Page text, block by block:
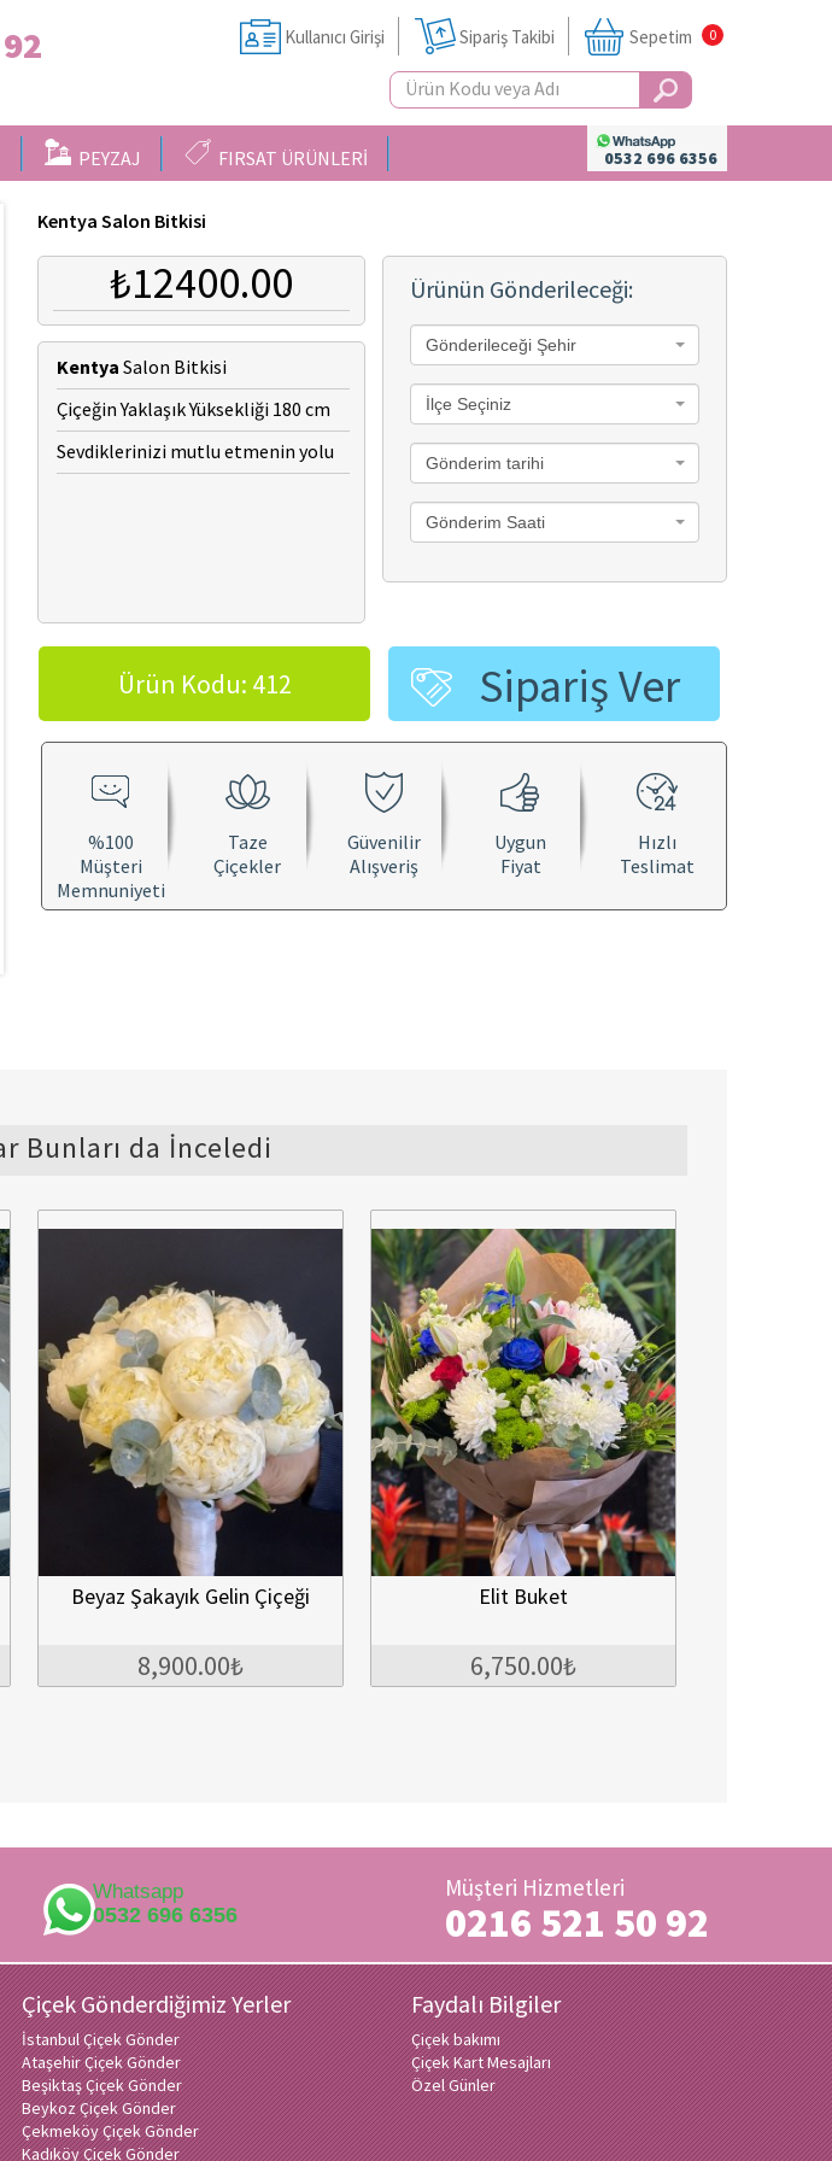
Kullanıcı Girişi Sipariş Takibi Sepetim 0
PEYZAJ FIRSAT ÜRÜNLERİ 0532 696 6356
Kentya Salon Bitkisi
₺12400.00
Kentya Salon Bitkisi
Çiçeğin Yaklaşık Yüksekliği 180 cm
Sevdiklerinizi mutlu etmenin yolu
Ürünün Gönderileceği:
Gönderileceği Şehir
İlçe Seçiniz
Gönderim tarihi
Gönderim Saati
Ürün Kodu: 412 Sipariş Ver
%100
Müşteri
Memnuniyeti
Taze
Çiçekler
Güvenilir
Alışveriş
Uygun
Fiyat
Hızlı
Teslimat
Bunları da İnceledi
Gelin Çiçeği
Müşteri Hizmetleri
0216 521 50 92
Whatsapp
0532 696 6356
Çiçek Gönderdiğimiz Yerler
İstanbul Çiçek Gönder
Ataşehir Çiçek Gönder
Beşiktaş Çiçek Gönder
Beykoz Çiçek Gönder
Çekmeköy Çiçek Gönder
Kadıköy Çiçek Gönder
Faydalı Bilgiler
Çiçek bakımı
Çiçek Kart Mesajları
Özel Günler